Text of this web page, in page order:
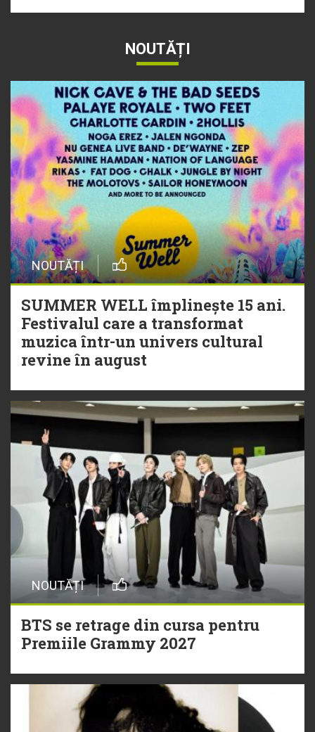
NOUTĂȚI
NOUTĂȚI
SUMMER WELL împlinește 15 ani.
Festivalul care a transformat
muzica într-un univers cultural
revine în august
NOUTĂȚI
BTS se retrage din cursa pentru
Premiile Grammy 2027